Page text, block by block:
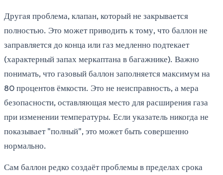
Другая проблема, клапан, который не закрывается
полностью. Это может приводить к тому, что баллон не
заправляется до конца или газ медленно подтекает
(характерный запах меркаптана в багажнике). Важно
понимать, что газовый баллон заполняется максимум на
80 процентов ёмкости. Это не неисправность, а мера
безопасности, оставляющая место для расширения газа
при изменении температуры. Если указатель никогда не
показывает "полный", это может быть совершенно
нормально.
Сам баллон редко создаёт проблемы в пределах срока